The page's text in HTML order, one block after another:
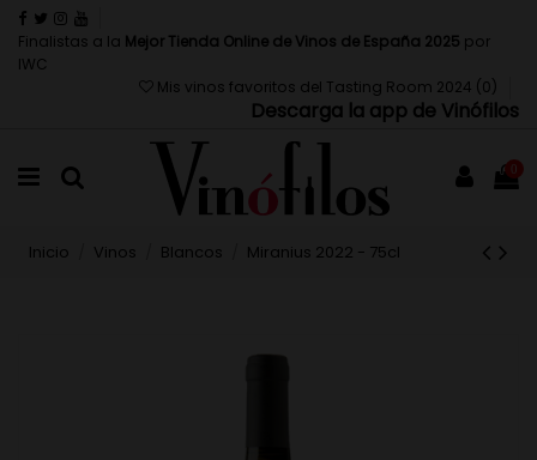
Finalistas a la Mejor Tienda Online de Vinos de España 2025 por
IWC
Mis vinos favoritos del Tasting Room 2024 (0 )
Descarga la app de Vinófilos
0
Inicio Vinos Blancos Miranius 2022 - 75cl